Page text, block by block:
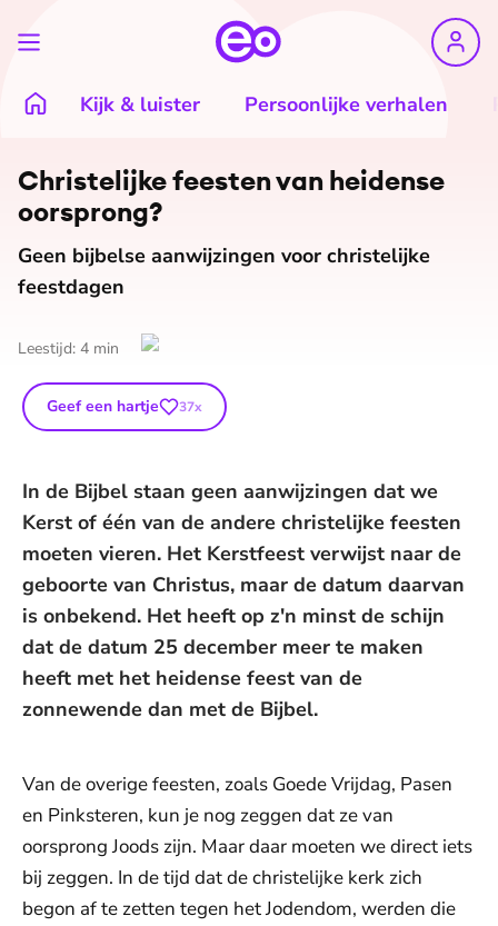
Kijk & luister Persoonlijke verhalen
Christelijke feesten van heidense
oorsprong?
Geen bijbelse aanwijzingen voor christelijke
feestdagen
Leestijd: 4 min
Geef een hartje 37x
In de Bijbel staan geen aanwijzingen dat we
Kerst of één van de andere christelijke feesten
moeten vieren. Het Kerstfeest verwijst naar de
geboorte van Christus, maar de datum daarvan
is onbekend. Het heeft op z'n minst de schijn
dat de datum 25 december meer te maken
heeft met het heidense feest van de
zonnewende dan met de Bijbel.
Van de overige feesten, zoals Goede Vrijdag, Pasen
en Pinksteren, kun je nog zeggen dat ze van
oorsprong Joods zijn. Maar daar moeten we direct iets
bij zeggen. In de tijd dat de christelijke kerk zich
begon af te zetten tegen het Jodendom, werden die